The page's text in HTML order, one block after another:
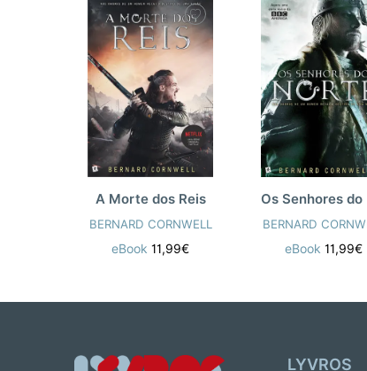
A Morte dos Reis
BERNARD CORNWELL
eBook 11,99€
BERNARD
eBook 11,99€
LYVROS